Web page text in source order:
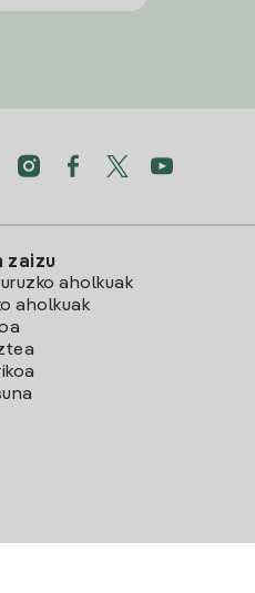
zaizu
aholkuak
aholkuak